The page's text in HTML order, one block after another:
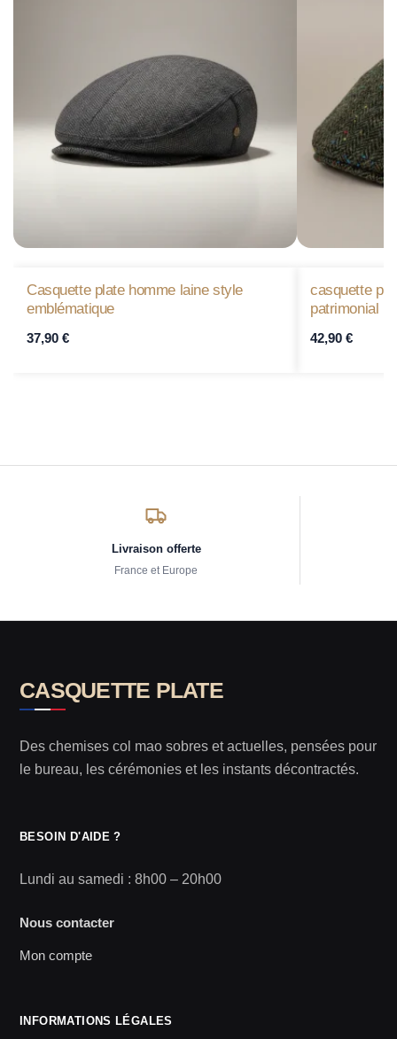
Casquette plate homme laine style
emblématique
37,90 €
casquette
patrimonial
42,90 €
Livraison offerte
France et Europe
CASQUETTE PLATE
Des chemises col mao sobres et actuelles, pensées pour
le bureau, les cérémonies et les instants décontractés.
BESOIN D'AIDE ?
Lundi au samedi : 8h00 – 20h00
Nous contacter
Mon compte
INFORMATIONS LÉGALES